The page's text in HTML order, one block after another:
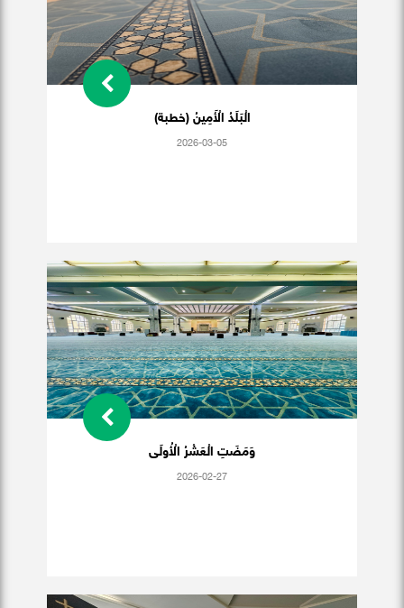
الْبَلَدُ الْأَمِينُ (خطبة)
2026-03-05
وَمَضَتِ الْعَشْرُ الْأُولَى
2026-02-27